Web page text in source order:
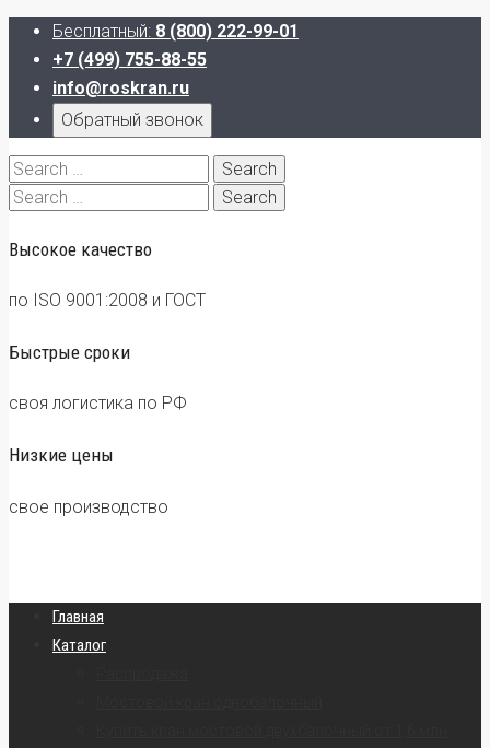
Бесплатный: 8 (800) 222-99-01
+7 (499) 755-88-55
info@roskran.ru
Обратный звонок
Search
for:
Search
Высокое качество
по ISO 9001:2008 и ГОСТ
Быстрые сроки
своя логистика по РФ
Низкие цены
свое производство
Главная
Каталог